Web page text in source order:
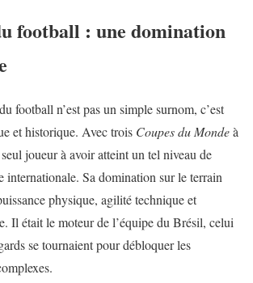
football : une domination
football n’est pas un simple surnom, c’est
et historique. Avec trois Coupes du Mondeà
joueur à avoir atteint un tel niveau de
internationale. Sa domination sur le terrain
physique, agilité technique et
Il était le moteur de l’équipe du Brésil, celui
se tournaient pour débloquer les